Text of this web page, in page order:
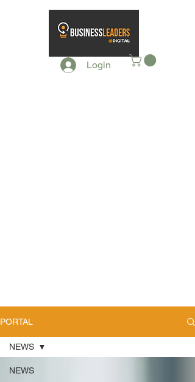
Login
PORTAL
NEWS
NEWS